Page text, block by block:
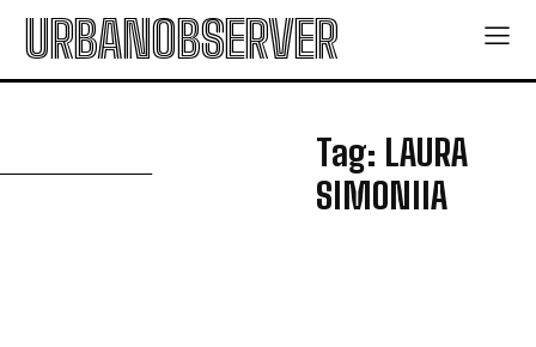
URBANOBSERVER
Tag: LAURA
SIMONIIA
L